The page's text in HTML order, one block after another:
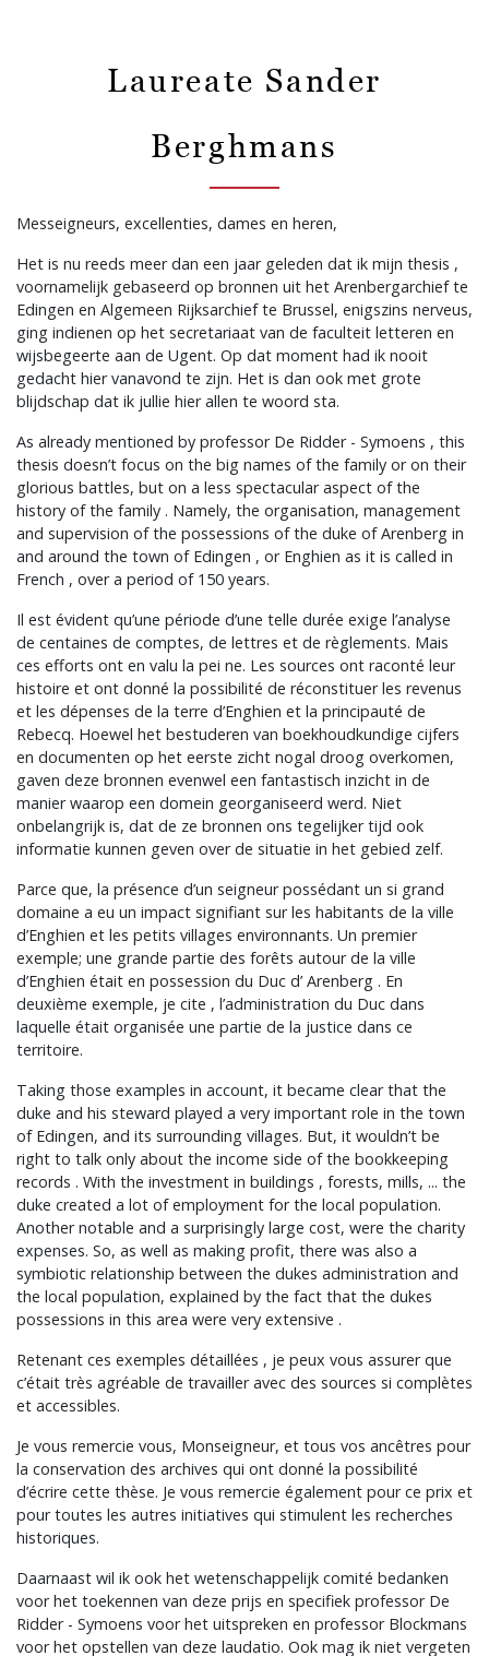
Laureate Sander
Berghmans
Messeigneurs, excellenties, dames en heren,
Het is nu reeds meer dan een jaar geleden dat ik mijn thesis ,
voornamelijk gebaseerd op bronnen uit het Arenbergarchief te
Edingen en Algemeen Rijksarchief te Brussel, enigszins nerveus,
ging indienen op het secretariaat van de faculteit letteren en
wijsbegeerte aan de Ugent. Op dat moment had ik nooit
gedacht hier vanavond te zijn. Het is dan ook met grote
blijdschap dat ik jullie hier allen te woord sta.
As already mentioned by professor De Ridder - Symoens , this
thesis doesn’t focus on the big names of the family or on their
glorious battles, but on a less spectacular aspect of the
history of the family . Namely, the organisation, management
and supervision of the possessions of the duke of Arenberg in
and around the town of Edingen , or Enghien as it is called in
French , over a period of 150 years.
Il est évident qu’une période d’une telle durée exige l’analyse
de centaines de comptes, de lettres et de règlements. Mais
ces efforts ont en valu la pei ne. Les sources ont raconté leur
histoire et ont donné la possibilité de réconstituer les revenus
et les dépenses de la terre d’Enghien et la principauté de
Rebecq. Hoewel het bestuderen van boekhoudkundige cijfers
en documenten op het eerste zicht nogal droog overkomen,
gaven deze bronnen evenwel een fantastisch inzicht in de
manier waarop een domein georganiseerd werd. Niet
onbelangrijk is, dat de ze bronnen ons tegelijker tijd ook
informatie kunnen geven over de situatie in het gebied zelf.
Parce que, la présence d’un seigneur possédant un si grand
domaine a eu un impact signifiant sur les habitants de la ville
d’Enghien et les petits villages environnants. Un premier
exemple; une grande partie des forêts autour de la ville
d’Enghien était en possession du Duc d’ Arenberg . En
deuxième exemple, je cite , l’administration du Duc dans
laquelle était organisée une partie de la justice dans ce
territoire.
Taking those examples in account, it became clear that the
duke and his steward played a very important role in the town
of Edingen, and its surrounding villages. But, it wouldn’t be
right to talk only about the income side of the bookkeeping
records . With the investment in buildings , forests, mills, ... the
duke created a lot of employment for the local population.
Another notable and a surprisingly large cost, were the charity
expenses. So, as well as making profit, there was also a
symbiotic relationship between the dukes administration and
the local population, explained by the fact that the dukes
possessions in this area were very extensive .
Retenant ces exemples détaillées , je peux vous assurer que
c’était très agréable de travailler avec des sources si complètes
et accessibles.
Je vous remercie vous, Monseigneur, et tous vos ancêtres pour
la conservation des archives qui ont donné la possibilité
d’écrire cette thèse. Je vous remercie également pour ce prix et
pour toutes les autres initiatives qui stimulent les recherches
historiques.
Daarnaast wil ik ook het wetenschappelijk comité bedanken
voor het toekennen van deze prijs en specifiek professor De
Ridder - Symoens voor het uitspreken en professor Blockmans
voor het opstellen van deze laudatio. Ook mag ik niet vergeten